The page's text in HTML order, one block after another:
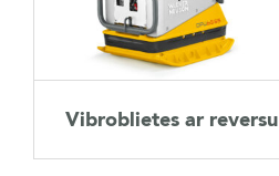
KONTAKTI
Vibroblietes ar reversu